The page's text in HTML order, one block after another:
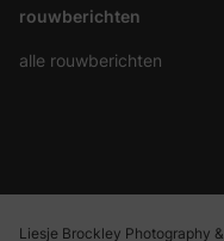
rouwberichten
alle rouwberichten
Liesje Brockley Photography &